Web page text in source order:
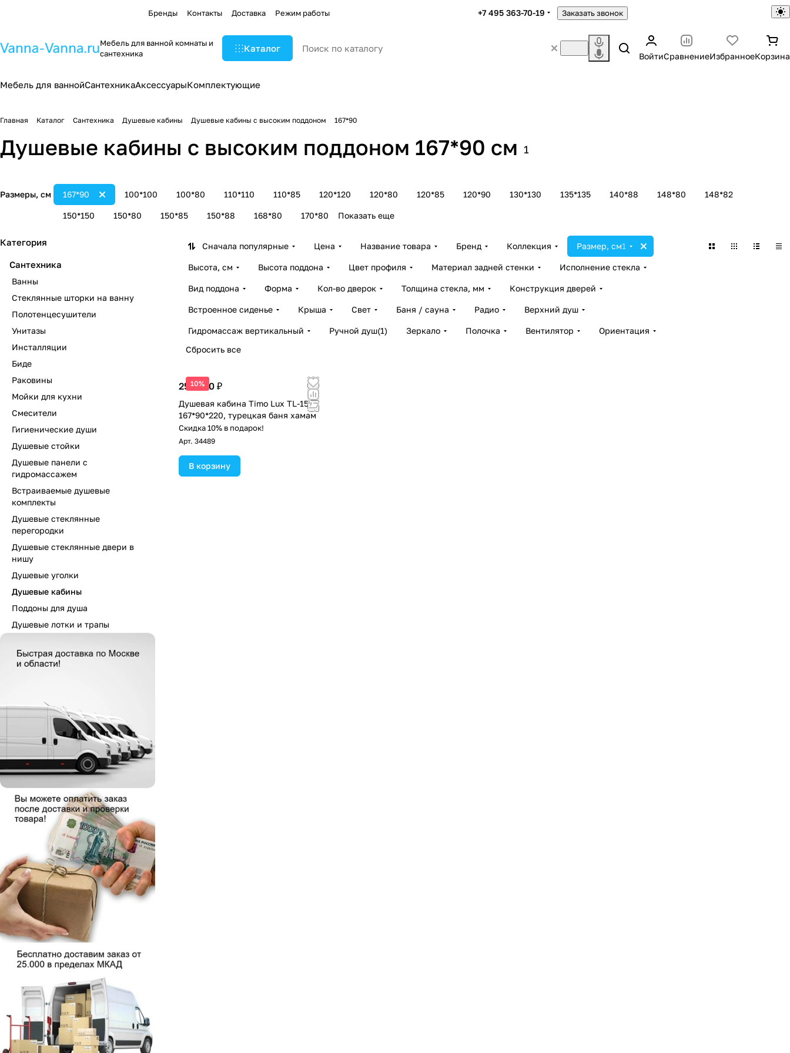
Бренды Контакты Доставка Режим работы +7 495 363-70-19 Заказать звонок
Мебель для ванной комнаты и
сантехника
Каталог
ВойтиСравнениеИзбранноеКорзина
Мебель для ваннойСантехникаАксессуарыКомплектующие
Главная Каталог Сантехника Душевые кабины Душевые кабины с высоким поддоном 167*90
Душевые кабины с высоким поддоном 167*90 см 1
Размеры, см 100*100 100*80 110*110 110*85 120*120 120*80 120*85 120*90 130*130 135*135 140*88 148*80 148*82
150*150 150*80 150*85 150*88
167*90
168*80 170*80 Показать еще
Сначала популярные Цена Название товара Бренд Коллекция Размер, см1
Высота, см Высота поддона Цвет профиля Материал задней стенки Исполнение стекла
Вид поддона Форма Кол-во дверок Толщина стекла, мм Конструкция дверей
Встроенное сиденье Крыша Свет Баня / сауна Радио Верхний душ
Гидромассаж вертикальный Ручной душ(1) Зеркало Полочка Вентилятор
Ориентация
Сбросить все
10%
258 200 ₽
Душевая кабина Timo Lux TL-1506
167*90*220, турецкая баня хамам
Скидка 10% в подарок!
Арт. 34489
В корзину
Категория
Сантехника
Ванны
Стеклянные шторки на ванну
Полотенцесушители
Унитазы
Инсталляции
Биде
Раковины
Мойки для кухни
Смесители
Гигиенические души
Душевые стойки
Душевые панели с
гидромассажем
Встраиваемые душевые
комплекты
Душевые стеклянные
перегородки
Душевые стеклянные двери в
нишу
Душевые уголки
Душевые кабины
Поддоны для душа
Душевые лотки и трапы